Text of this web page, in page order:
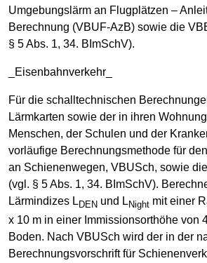
Umgebungslärm an Flugplätzen –
Berechnung (VBUF-AzB) sowie die
§ 5 Abs. 1, 34. BImSchV).
_Eisenbahnverkehr_
Für die schalltechnischen
Lärmkarten sowie der in ihren
Menschen, der Schulen und der
vorläufige Berechnungsmethode für
an Schienenwegen, VBUSch, sowie
(vgl. § 5 Abs. 1, 34. BImSchV).
Lärmindizes LDEN und LNight mit einer
x 10 m in einer Immissionsorthöhe von
Boden. Nach VBUSch wird der in der
Berechnungsvorschrift für